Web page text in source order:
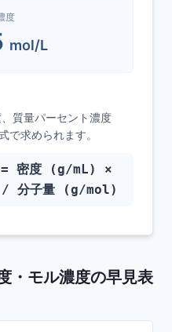
度
mol/L
質量パーセント濃度
で求められます。
密度 (g/mL) ×
分子量 (g/mol)
・モル濃度の早見表